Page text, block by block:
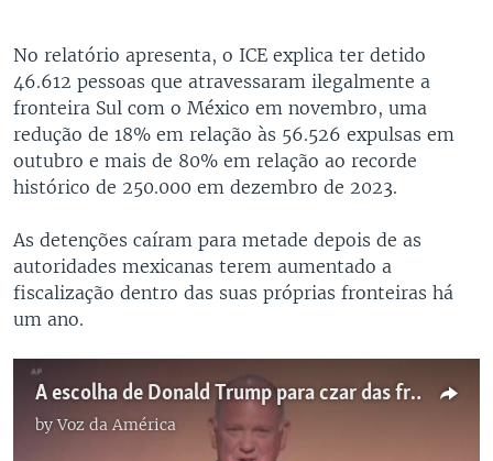
No relatório apresenta, o ICE explica ter detido
46.612 pessoas que atravessaram ilegalmente a
fronteira Sul com o México em novembro, uma
redução de 18% em relação às 56.526 expulsas em
outubro e mais de 80% em relação ao recorde
histórico de 250.000 em dezembro de 2023.
As detenções caíram para metade depois de as
autoridades mexicanas terem aumentado a
fiscalização dentro das suas próprias fronteiras há
um ano.
A escolha de Donald Trump para czar das fronteiras supervisionou o aumento das deportações
byVoz da América